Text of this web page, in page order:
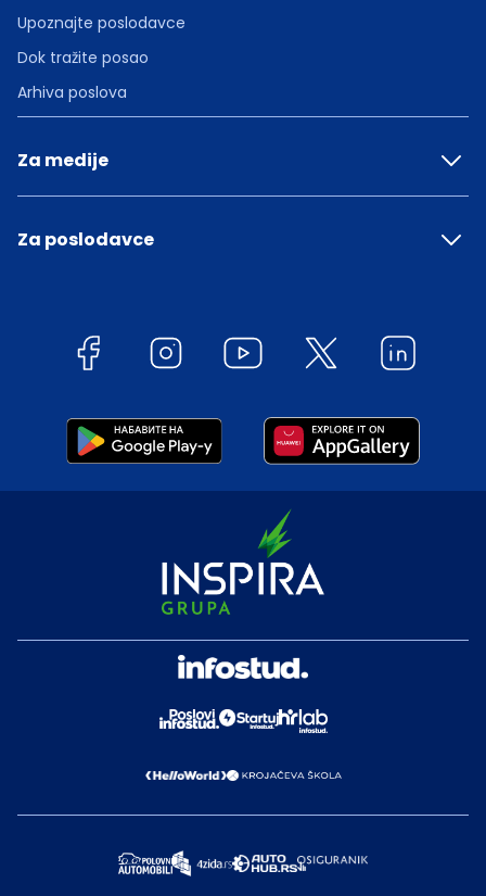
Upoznajte poslodavce
Dok tražite posao
Arhiva poslova
Za medije
Za poslodavce